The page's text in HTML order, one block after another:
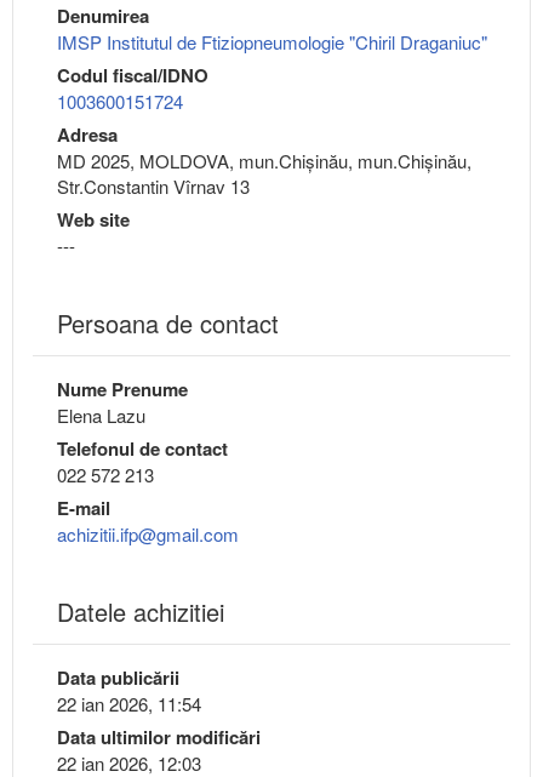
Denumirea
IMSP Institutul de Ftiziopneumologie "Chiril Draganiuc"
Codul fiscal/IDNO
1003600151724
Adresa
MD 2025, MOLDOVA, mun.Chişinău, mun.Chişinău,
Str.Constantin Vîrnav 13
Web site
---
Persoana de contact
Nume Prenume
Elena Lazu
Telefonul de contact
022 572 213
E-mail
achizitii.ifp@gmail.com
Datele achizitiei
Data publicării
22 ian 2026, 11:54
Data ultimilor modificări
22 ian 2026, 12:03